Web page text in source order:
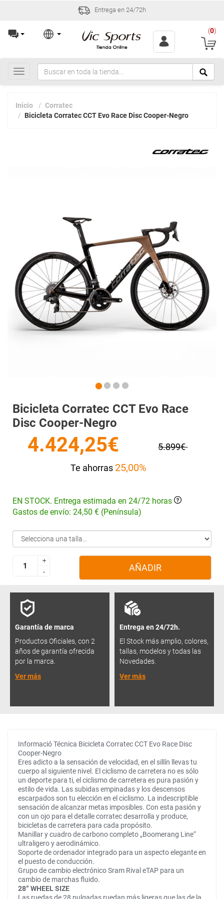
Entrega en 24/72h
(0)
Toggle
navigation
Inicio
Corratec
Bicicleta Corratec CCT Evo Race Disc Cooper-Negro
Bicicleta Corratec CCT Evo Race
Disc Cooper-Negro
4.424,25€
5.899€
Te ahorras 25,00%
EN STOCK. Entrega estimada en 24/72 horas
Gastos de envío: 24,50 € (Península)
+
-
+
-
AÑADIR
Garantía de marca
Productos Oficiales, con 2
años de garantía ofrecida
por la marca.
Ver más
Entrega en 24/72h.
El Stock más amplio, colores,
tallas, modelos y todas las
Novedades.
Ver más
Informació Técnica Bicicleta Corratec CCT Evo Race Disc
Cooper-Negro
Eres adicto a la sensación de velocidad, en el sillín llevas tu
cuerpo al siguiente nivel. El ciclismo de carretera no es sólo
un deporte para ti, el ciclismo de carretera es pura pasión y
estilo de vida. Las subidas empinadas y los descensos
escarpados son tu elección en el ciclismo. La indescriptible
sensación de alcanzar metas imposibles. Con esta pasión y
con un ojo para el detalle corratec desarrolla y produce,
bicicletas de carretera para cada propósito.
Manillar y cuadro de carbono completo „Boomerang Line“
ultraligero y aerodinámico.
Soporte de ordenador integrado para un aspecto elegante en
el puesto de conducción.
Grupo de cambio electrónico Sram Rival eTAP para un
cambio de marchas fluido.
28“ WHEEL SIZE